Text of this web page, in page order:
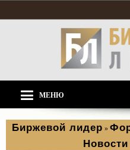
МЕНЮ
Биржевой лидер »